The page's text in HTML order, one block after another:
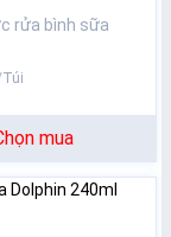
rửa bình sữa
mua